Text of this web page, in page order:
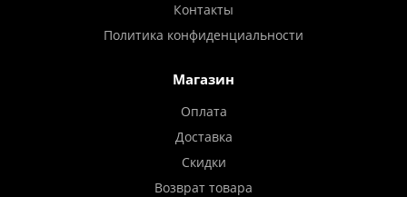
Контакты
Политика конфиденциальности
Магазин
Оплата
Доставка
Скидки
Возврат товара